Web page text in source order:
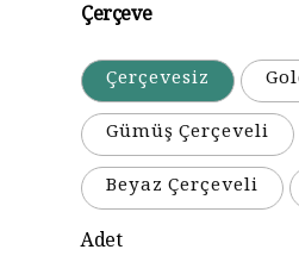
Çerçeve
Çerçevesiz
Gümüş Çerçeveli
Beyaz Çerçeveli
Adet